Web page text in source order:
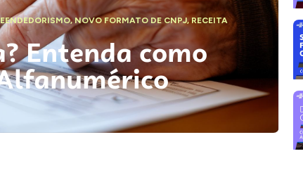
,NOVO FORMATO DE CNPJ,RECEITA
Entenda como